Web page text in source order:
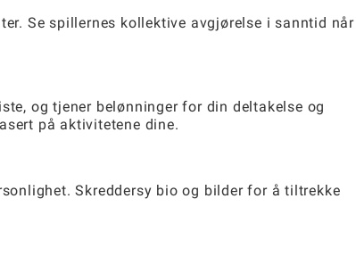
Se spillernes kollektive avgjørelse i sanntid når
og tjener belønninger for din deltakelse og
på aktivitetene dine.
Skreddersy bio og bilder for å tiltrekke